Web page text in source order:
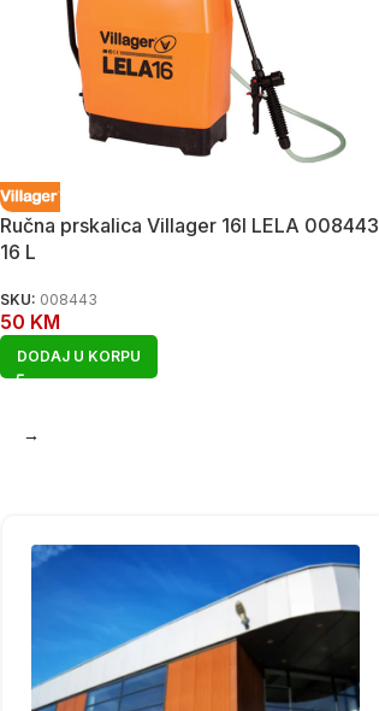
Ručna prskalica Villager 16l LELA 008443
16 L
SKU: 008443
50 KM
DODAJ U KORPU
→